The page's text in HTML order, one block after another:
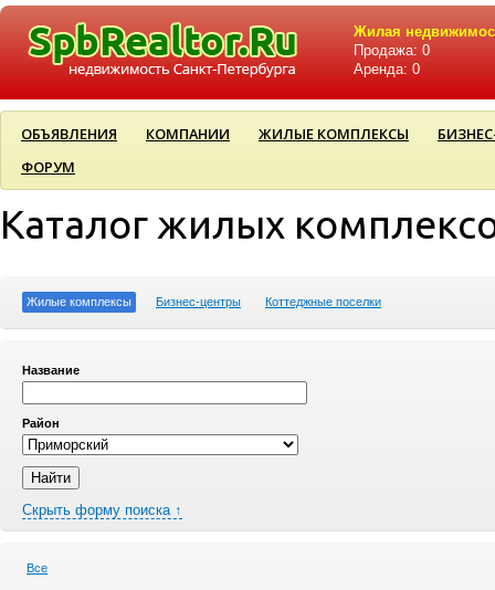
Жилая
Продажа: 0
Аренда: 0
ОБЪЯВЛЕНИЯ КОМПАНИИ ЖИЛЫЕ КОМПЛЕКСЫ
ФОРУМ
Каталог жилых
Жилые комплексы Бизнес-центры Коттеджные поселки
Название
Район
Скрыть форму поиска ↑
Все